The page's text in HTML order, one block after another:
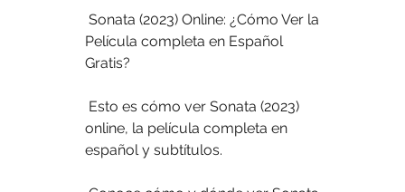
Película completa en Español
Gratis?
online, la película completa en
español y subtítulos.